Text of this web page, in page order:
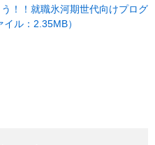
！！就職氷河期世代向けプログ
ル：2.35MB）